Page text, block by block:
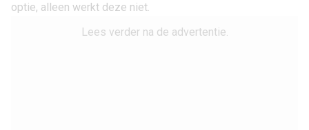
optie, alleen werkt deze niet.
Lees verder na de advertentie.